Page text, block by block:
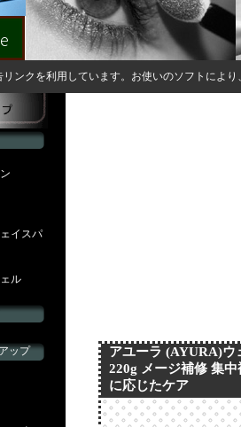
リンクを利用しています。お使いのソフトによ
アユーラ (AYURA)
220g メージ補修 集
に応じたケア